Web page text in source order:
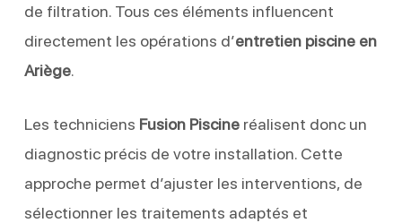
de filtration. Tous ces éléments influencent
directement les opérations d’entretien piscine en
Ariège.
Les techniciens Fusion Piscineréalisent donc un
diagnostic précis de votre installation. Cette
approche permet d’ajuster les interventions, de
sélectionner les traitements adaptés et